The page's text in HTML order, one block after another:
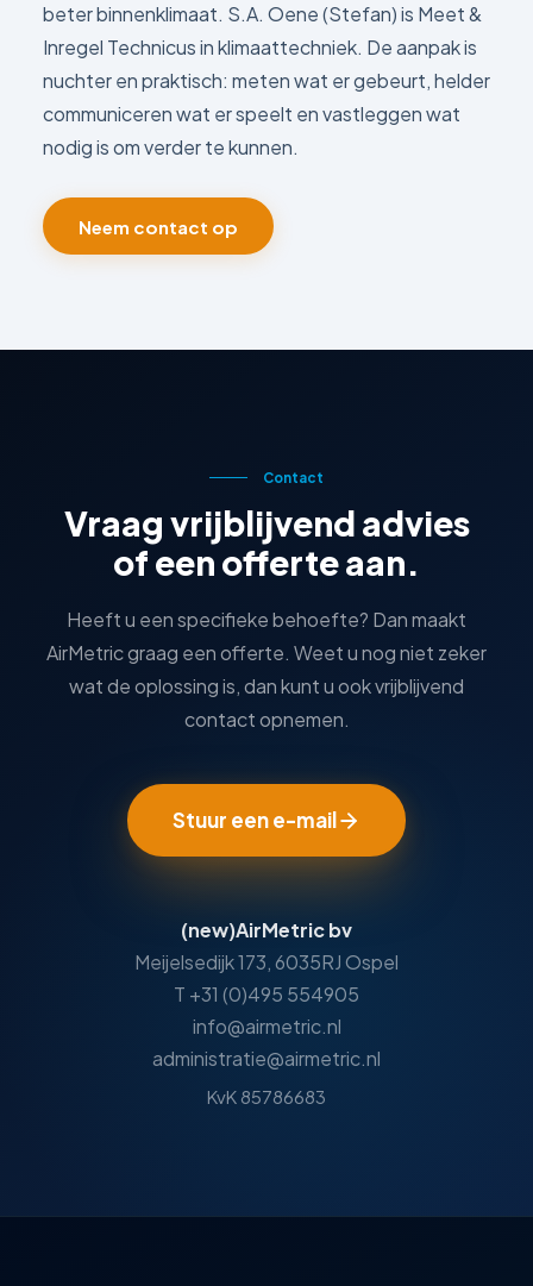
beter binnenklimaat. S.A. Oene (Stefan) is Meet &
Inregel Technicus in klimaattechniek. De aanpak is
nuchter en praktisch: meten wat er gebeurt, helder
communiceren wat er speelt en vastleggen wat
nodig is om verder te kunnen.
Neem contact op
Contact
Vraag vrijblijvend advies
of een offerte aan.
Heeft u een specifieke behoefte? Dan maakt
AirMetric graag een offerte. Weet u nog niet zeker
wat de oplossing is, dan kunt u ook vrijblijvend
contact opnemen.
Stuur een e-mail
(new)AirMetric bv
Meijelsedijk 173, 6035RJ Ospel
T +31 (0)495 554905
info@airmetric.nl
administratie@airmetric.nl
KvK 85786683